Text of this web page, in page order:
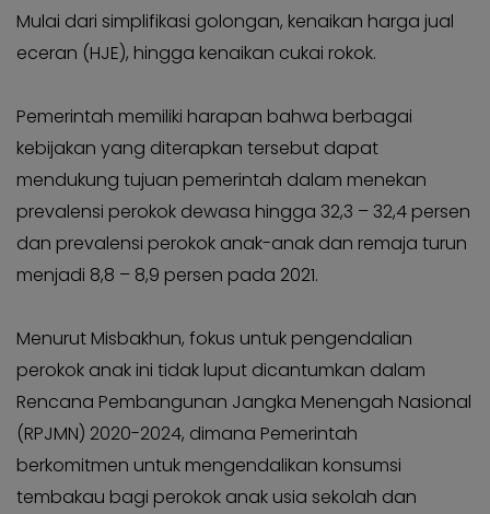
Mulai dari simplifikasi golongan, kenaikan harga jual
eceran (HJE), hingga kenaikan cukai rokok.
Pemerintah memiliki harapan bahwa berbagai
kebijakan yang diterapkan tersebut dapat
mendukung tujuan pemerintah dalam menekan
prevalensi perokok dewasa hingga 32,3 – 32,4 persen
dan prevalensi perokok anak-anak dan remaja turun
menjadi 8,8 – 8,9 persen pada 2021.
Menurut Misbakhun, fokus untuk pengendalian
perokok anak ini tidak luput dicantumkan dalam
Rencana Pembangunan Jangka Menengah Nasional
(RPJMN) 2020-2024, dimana Pemerintah
berkomitmen untuk mengendalikan konsumsi
tembakau bagi perokok anak usia sekolah dan